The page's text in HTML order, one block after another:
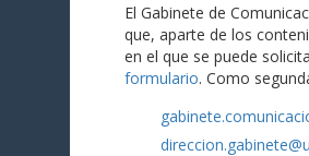
El Gabinete de
que, aparte de los
en el que se puede
formulario. Como